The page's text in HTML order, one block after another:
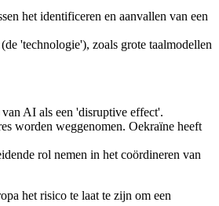
het identificeren en aanvallen van een
'technologie'), zoals grote taalmodellen
AI als een 'disruptive effect'.
worden weggenomen. Oekraïne heeft
rol nemen in het coördineren van
het risico te laat te zijn om een